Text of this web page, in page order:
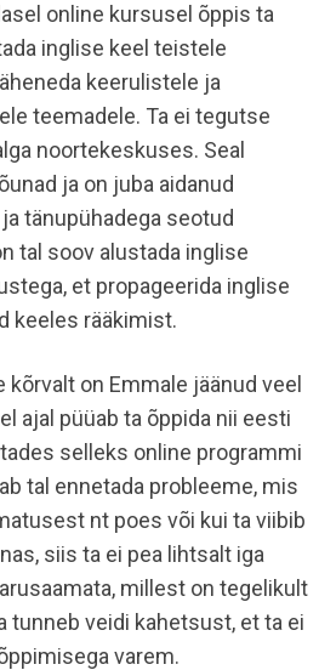
online kursusel õppis ta
inglise keel teistele
keerulistele ja
teemadele. Ta ei tegutse
noortekeskuses. Seal
ja on juba aidanud
tänupühadega seotud
tal soov alustada inglise
et propageerida inglise
keeles rääkimist.
on Emmale jäänud veel
ajal püüab ta õppida nii eesti
selleks online programmi
tal ennetada probleeme, mis
nt poes või kui ta viibib
siis ta ei pea lihtsalt iga
millest on tegelikult
tunneb veidi kahetsust, et ta ei
varem.